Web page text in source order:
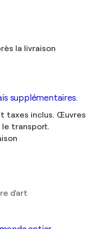
la livraison
supplémentaires.
taxes inclus. Œuvres
le transport.
d'art